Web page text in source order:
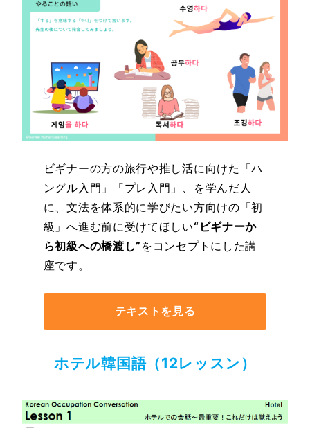
ビギナーの方の旅行や推し活に向けた「ハ
ングル入門」「プレ入門」、を学んだ人
に、文法を体系的に学びたい方向けの「初
級」へ進む前に受けてほしい“ビギナーか
ら初級への橋渡し” をコンセプトにした講
座です。
テキストを見る
ホテル韓国語（12レッスン）